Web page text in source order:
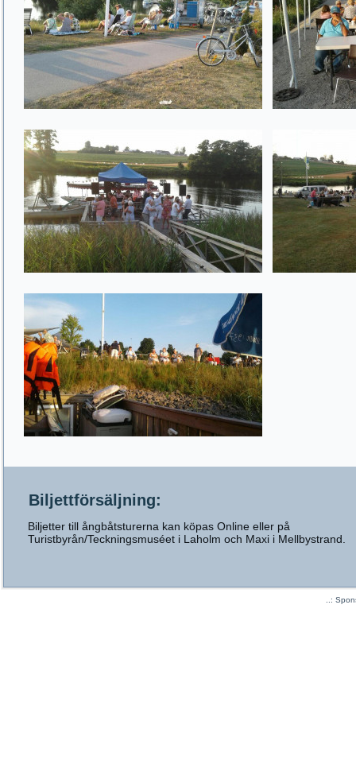
Biljettförsäljning:
Biljetter till ångbåtsturerna kan köpas Online eller på
Turistbyrån/Teckningsmuséet i Laholm och Maxi i Mellbystrand.
..: